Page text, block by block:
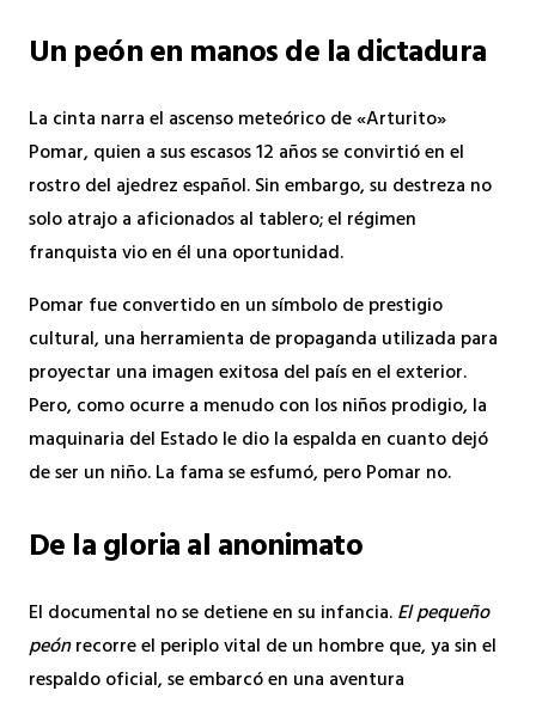
Un peón en manos de la dictadura
La cinta narra el ascenso meteórico de «Arturito»
Pomar, quien a sus escasos 12 años se convirtió en el
rostro del ajedrez español. Sin embargo, su destreza no
solo atrajo a aficionados al tablero; el régimen
franquista vio en él una oportunidad.
Pomar fue convertido en un símbolo de prestigio
cultural, una herramienta de propaganda utilizada para
proyectar una imagen exitosa del país en el exterior.
Pero, como ocurre a menudo con los niños prodigio, la
maquinaria del Estado le dio la espalda en cuanto dejó
de ser un niño. La fama se esfumó, pero Pomar no.
De la gloria al anonimato
El documental no se detiene en su infancia.El pequeño
peónrecorre el periplo vital de un hombre que, ya sin el
respaldo oficial, se embarcó en una aventura